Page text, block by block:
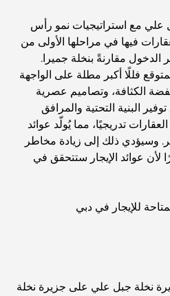
العربية المتحدة: دليل للمستثمرين
حيث يلتقي المرح بالاسترخاء
في دبي: دليل شامل لأولياء
تُعرّف مفهوم الخياطة الفاخرة
علي مع استراتيجيات نمو رأس
فيها في مراحلها الأولى من
الدخول مقارنةً بنخلة جميرا.
فللًا أكبر مطلة على الواجهة
الكثافة، وتصاميم عصرية
البنية التحتية والمرافق
تدريجيًا، مما يُولّد عوائد
وسيؤدي ذلك إلى زيادة مخاطر
لأن عوائد الإيجار ستتحقق في
للإيجار في دبي
نخلة جبل علي على جزيرة نخلة